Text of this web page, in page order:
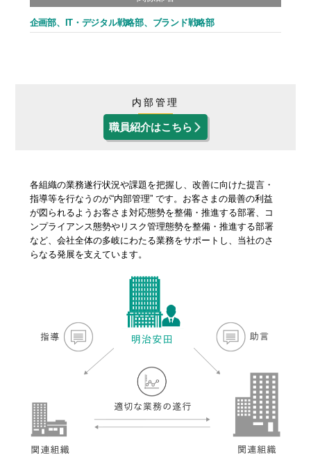
企画部、IT・デジタル戦略部、ブランド戦略部
内部管理
職員紹介はこちら
各組織の業務遂行状況や課題を把握し、改善に向けた提言・
指導等を行なうのが“内部管理” です。お客さまの最善の利益
が図られるようお客さま対応態勢を整備・推進する部署、コ
ンプライアンス態勢やリスク管理態勢を整備・推進する部署
など、会社全体の多岐にわたる業務をサポートし、当社のさ
らなる発展を支えています。